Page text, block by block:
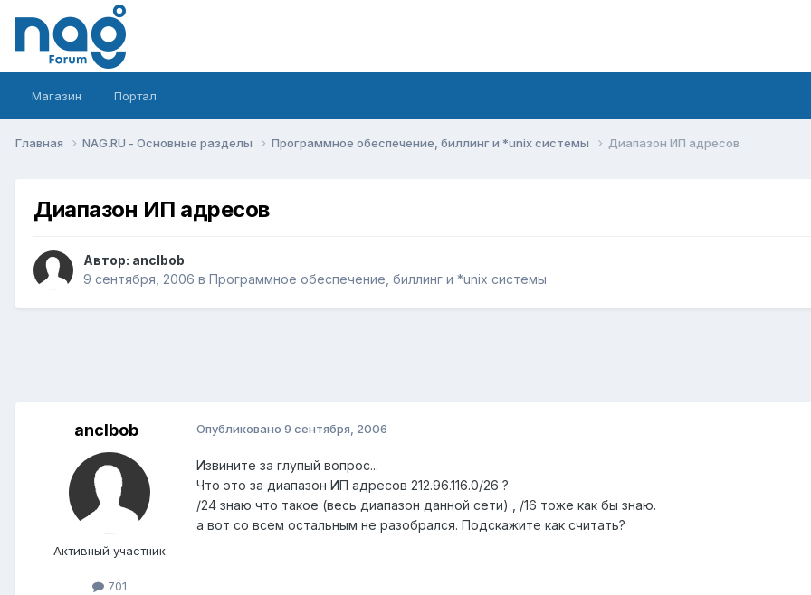
Магазин Портал
Главная NAG.RU - Основные разделы Программное обеспечение, биллинг и *unix системы Диапазон ИП адресов
Диапазон ИП адресов
Автор: anclbob
9 сентября, 2006 в Программное обеспечение, биллинг и *unix системы
anclbob
Активный участник
701
Опубликовано 9 сентября, 2006
Извините за глупый вопрос...
Что это за диапазон ИП адресов 212.96.116.0/26 ?
/24 знаю что такое (весь диапазон данной сети) , /16 тоже как бы знаю.
а вот со всем остальным не разобрался. Подскажите как считать?